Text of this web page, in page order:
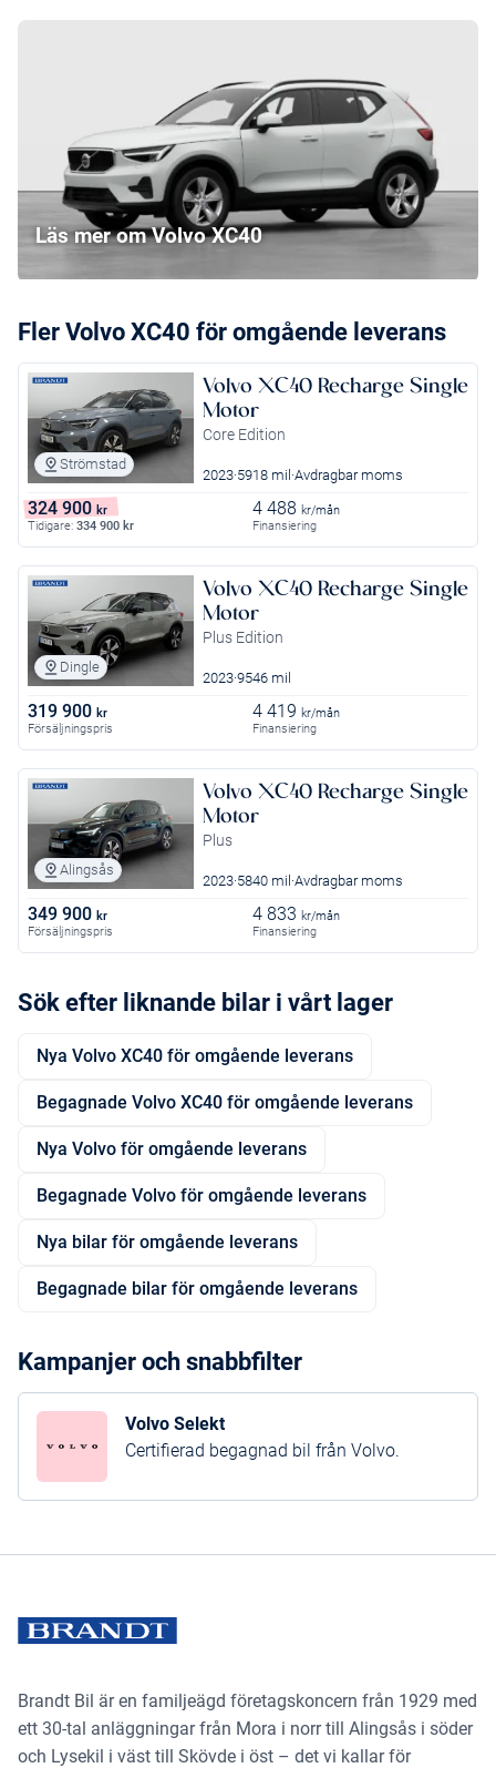
Läs mer om Volvo XC40
Fler Volvo XC40 för omgående leverans
Strömstad
Volvo XC40 Recharge Single
Motor
Core Edition
2023 5918 mil Avdragbar moms
324 900 kr
Tidigare: 334 900 kr
4 488 kr/mån
Finansiering
Dingle
Volvo XC40 Recharge Single
Motor
Plus Edition
2023 9546 mil
319 900 kr
Försäljningspris
4 419 kr/mån
Finansiering
Alingsås
Volvo XC40 Recharge Single
Motor
Plus
2023 5840 mil Avdragbar moms
349 900 kr
Försäljningspris
4 833 kr/mån
Finansiering
Sök efter liknande bilar i vårt lager
Nya Volvo XC40 för omgående leverans
Begagnade Volvo XC40 för omgående leverans
Nya Volvo för omgående leverans
Begagnade Volvo för omgående leverans
Nya bilar för omgående leverans
Begagnade bilar för omgående leverans
Kampanjer och snabbfilter
Volvo Selekt
Certifierad begagnad bil från Volvo.
Brandt Bil är en familjeägd företagskoncern från 1929 med
ett 30-tal anläggningar från Mora i norr till Alingsås i söder
och Lysekil i väst till Skövde i öst – det vi kallar för